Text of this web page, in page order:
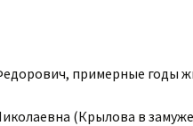
примерные годы
(Крылова в